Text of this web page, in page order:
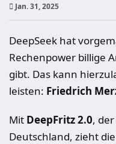
Jan. 31, 2025
DeepSeek hat
Rechenpower billige
gibt. Das kann
leisten: Friedrich
Mit DeepFritz 2.0,
Deutschland, zieht